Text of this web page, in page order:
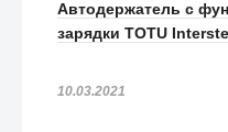
Автодержатель с
зарядки TOTU
10.03.2021